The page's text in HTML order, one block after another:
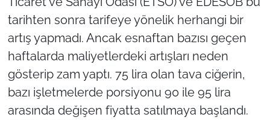
tarihten sonra tarifeye yönelik herhangi bir
artış yapmadı. Ancak esnaftan bazısı geçen
haftalarda maliyetlerdeki artışları neden
gösterip zam yaptı. 75 lira olan tava ciğerin,
bazı işletmelerde porsiyonu 90 ile 95 lira
arasında değişen fiyatta satılmaya başlandı.
Dış Haberler
Magazin
İş Dünyası
Bilim Teknoloji